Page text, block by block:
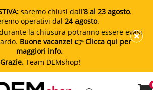
saremo chiusi dall’8 al 23 agosto.
operativi dal 24 agosto.
la chiusura potranno essere evasi
Buone vacanze! 👉 Clicca qui per
maggiori info.
Grazie. Team DEMshop!